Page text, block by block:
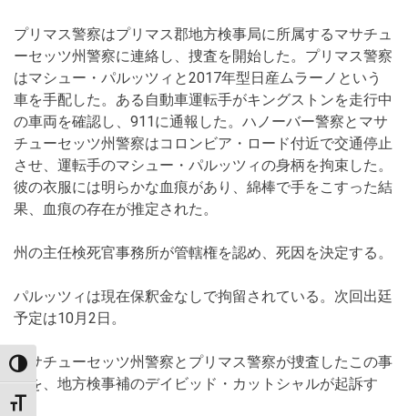
TOGGLE HIGH CONTRAST
TOGGLE FONT SIZE
プリマス警察はプリマス郡地方検事局に所属するマサチュ
ーセッツ州警察に連絡し、捜査を開始した。プリマス警察
はマシュー・パルッツィと2017年型日産ムラーノという
車を手配した。ある自動車運転手がキングストンを走行中
の車両を確認し、911に通報した。ハノーバー警察とマサ
チューセッツ州警察はコロンビア・ロード付近で交通停止
させ、運転手のマシュー・パルッツィの身柄を拘束した。
彼の衣服には明らかな血痕があり、綿棒で手をこすった結
果、血痕の存在が推定された。
州の主任検死官事務所が管轄権を認め、死因を決定する。
パルッツィは現在保釈金なしで拘留されている。次回出廷
予定は10月2日。
マサチューセッツ州警察とプリマス警察が捜査したこの事
件を、地方検事補のデイビッド・カットシャルが起訴す
る。